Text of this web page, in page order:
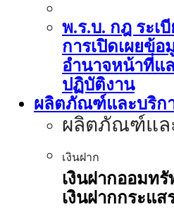
พ.ร.บ. กฎ ระเ
การเปิดเผยข้อ
อำนาจหน้าที่แ
ปฏิบัติงาน
ผลิตภัณฑ์และบริก
ผลิตภัณฑ์แล
เงินฝาก
เงินฝากออมทรั
เงินฝากกระแส